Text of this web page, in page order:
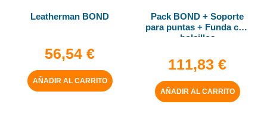
Leatherman BOND
56,54 €
AÑADIR AL CARRITO
Pack BOND + Soporte
para puntas + Funda con
bolsillos
111,83 €
AÑADIR AL CARRITO